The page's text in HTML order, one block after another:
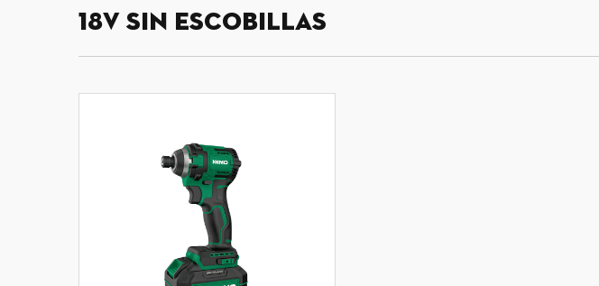
18V sin escobillas